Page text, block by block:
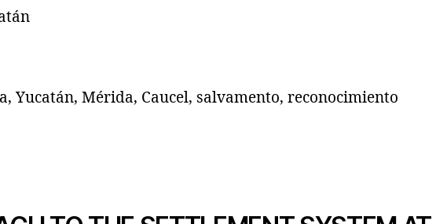
Yucatán, Mérida, Caucel, salvamento, reconocimiento